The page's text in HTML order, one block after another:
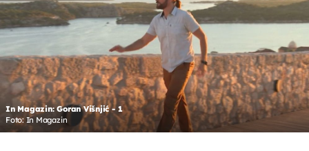
In Magazin: Goran Višnjić - 1
Foto: In Magazin